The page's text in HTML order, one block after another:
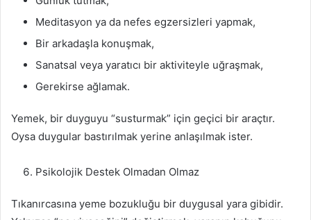
Meditasyon ya da nefes egzersizleri yapmak,
Bir arkadaşla konuşmak,
Sanatsal veya yaratıcı bir aktiviteyle uğraşmak,
Gerekirse ağlamak.
Yemek, bir duyguyu “susturmak” için geçici bir araçtır.
Oysa duygular bastırılmak yerine anlaşılmak ister.
Psikolojik Destek Olmadan Olmaz
Tıkanırcasına yeme bozukluğu bir duygusal yara gibidir.